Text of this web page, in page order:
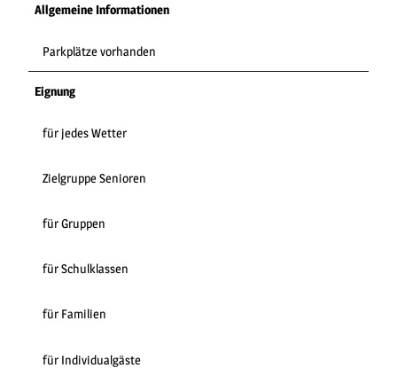
Allgemeine Informationen
Parkplätze vorhanden
Eignung
für jedes Wetter
Zielgruppe Senioren
für Gruppen
für Schulklassen
für Familien
für Individualgäste